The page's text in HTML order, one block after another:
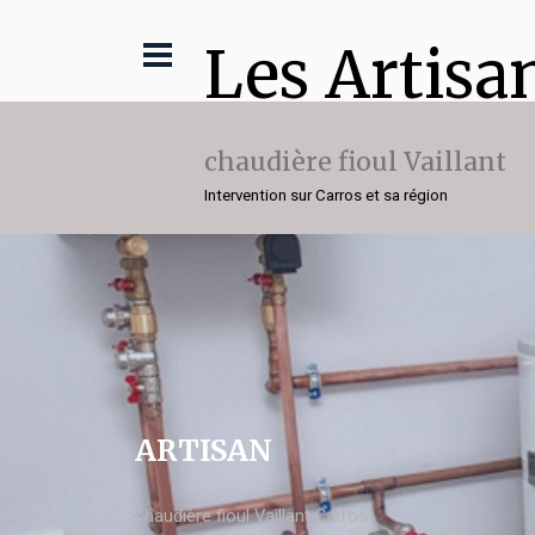
Les
chaudière fioul Vaillant
Intervention sur Carros et sa région
ARTISAN
chaudière fioul Vaillant Carros